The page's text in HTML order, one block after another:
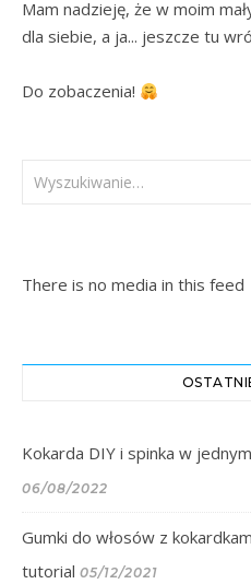
Mam nadzieję, że w moim
dla siebie, a ja... jeszcze tu
Do zobaczenia!
There is no media in this feed
Kokarda DIY i spinka w
06/08/2022
Gumki do włosów z
tutorial 05/12/2021